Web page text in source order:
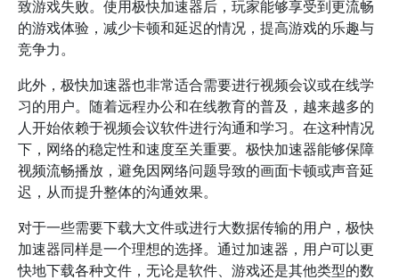
致游戏失败。使用极快加速器后，玩家能够享受到更流畅
的游戏体验，减少卡顿和延迟的情况，提高游戏的乐趣与
竞争力。
此外，极快加速器也非常适合需要进行视频会议或在线学
习的用户。随着远程办公和在线教育的普及，越来越多的
人开始依赖于视频会议软件进行沟通和学习。在这种情况
下，网络的稳定性和速度至关重要。极快加速器能够保障
视频流畅播放，避免因网络问题导致的画面卡顿或声音延
迟，从而提升整体的沟通效果。
对于一些需要下载大文件或进行大数据传输的用户，极快
加速器同样是一个理想的选择。通过加速器，用户可以更
快地下载各种文件，无论是软件、游戏还是其他类型的数